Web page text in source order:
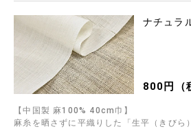
ナチュラ
800円（
【中国製 麻100% 40cm巾】
麻糸を晒さずに平織りした「生平（きびら